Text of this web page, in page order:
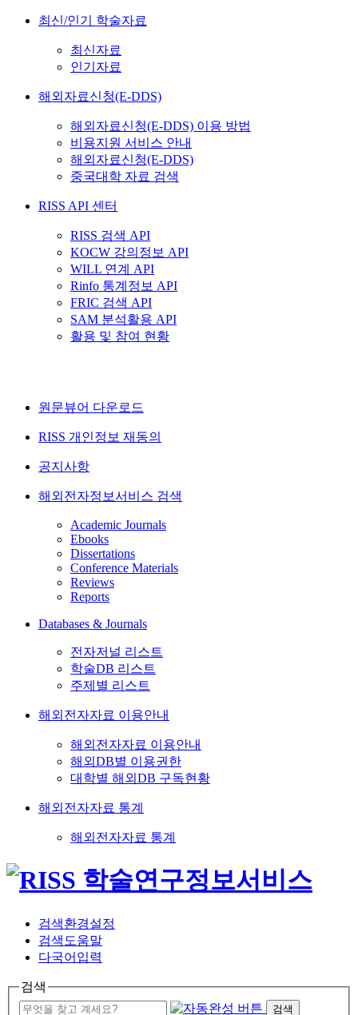
최신/인기 학술자료
최신자료
인기자료
해외자료신청(E-DDS)
해외자료신청(E-DDS) 이용 방법
비용지원 서비스 안내
해외자료신청(E-DDS)
중국대학 자료 검색
RISS API 센터
RISS 검색 API
KOCW 강의정보 API
WILL 연계 API
Rinfo 통계정보 API
FRIC 검색 API
SAM 분석활용 API
활용 및 참여 현황
원문뷰어 다운로드
RISS 개인정보 재동의
공지사항
해외전자정보서비스 검색
Academic Journals
Ebooks
Dissertations
Conference Materials
Reviews
Reports
Databases & Journals
전자저널 리스트
학술DB 리스트
주제별 리스트
해외전자자료 이용안내
해외전자자료 이용안내
해외DB별 이용권한
대학별 해외DB 구독현황
해외전자자료 통계
해외전자자료 통계
검색환경설정
검색도움말
다국어입력
검색
검색